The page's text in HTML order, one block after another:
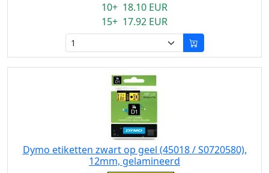
10+ 18.10 EUR
15+ 17.92 EUR
Dymo etiketten zwart op geel (45018 / S0720580),
12mm, gelamineerd